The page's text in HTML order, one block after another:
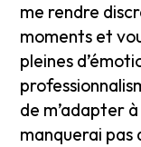
me rendre
moments et
pleines
de m’adapter
manquerai pas